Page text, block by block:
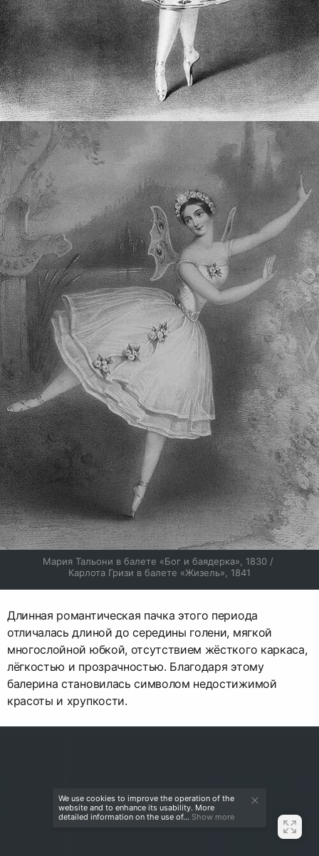
Мария Тальони в балете «Бог и баядерка», 1830 /
Карлота Гризи в балете «Жизель», 1841
Длинная романтическая пачка этого периода
отличалась длиной до середины голени, мягкой
многослойной юбкой, отсутствием жёсткого каркаса,
лёгкостью и прозрачностью. Благодаря этому
балерина становилась символом недостижимой
красоты и хрупкости.
We use cookies to improve the operation of the
website and to enhance its usability. More
detailed information on the use of... Show more